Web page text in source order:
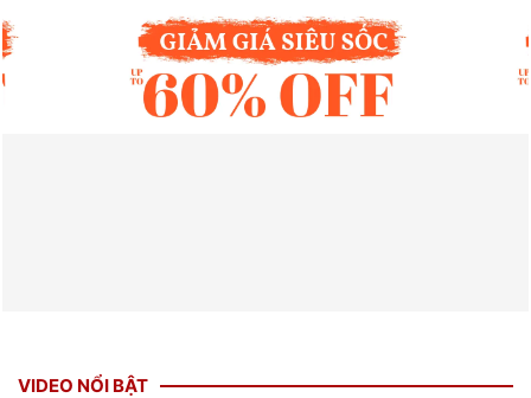
VIDEO NỔI BẬT